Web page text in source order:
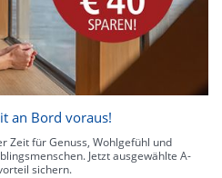
an Bord voraus!
Zeit für Genuss, Wohlgefühl und
Jetzt ausgewählte A-
sichern.